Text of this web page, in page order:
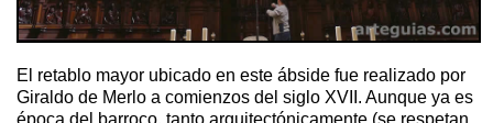
El retablo mayor ubicado en este ábside fue realizado por
Giraldo de Merlo a comienzos del siglo XVII. Aunque ya es
época del barroco, tanto arquitectónicamente (se respetan